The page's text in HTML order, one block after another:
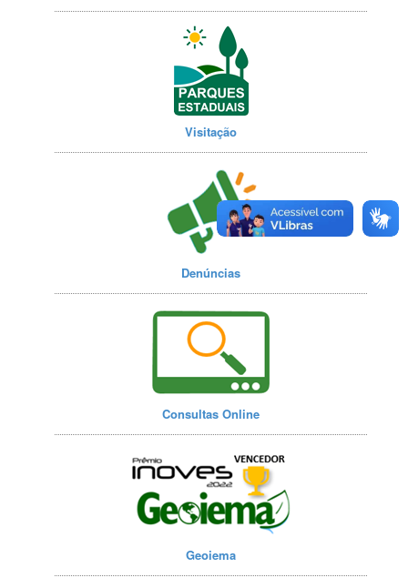
Visitação
Denúncias
Consultas Online
Geoiema